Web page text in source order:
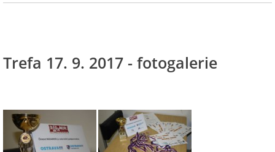
Trefa 17. 9. 2017 - fotogalerie